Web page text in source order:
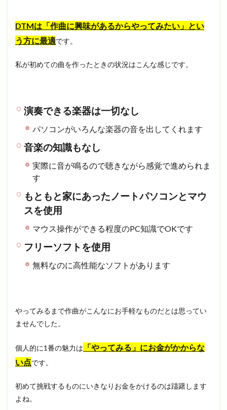
DTMは「作曲に興味があるからやってみたい」とい
う方に最適です。
私が初めての曲を作ったときの状況はこんな感じです。
演奏できる楽器は一切なし
パソコンがいろんな楽器の音を出してくれます
音楽の知識もなし
実際に音が鳴るので聴きながら感覚で進められま
す
もともと家にあったノートパソコンとマウ
スを使用
マウス操作ができる程度のPC知識でOKです
フリーソフトを使用
無料なのに高性能なソフトがあります
やってみるまで作曲がこんなにお手軽なものだとは思ってい
ませんでした。
個人的に1番の魅力は 「やってみる」にお金がかからな
い点です。
初めて挑戦するものにいきなりお金をかけるのは躊躇します
よね。